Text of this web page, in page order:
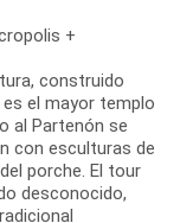
+
construido
el mayor templo
al Partenón se
con esculturas de
porche. El tour
desconocido,